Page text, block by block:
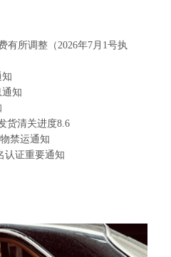
有所调整（2026年7月1号执
知
货清关进度8.6
禁运通知
认证重要通知